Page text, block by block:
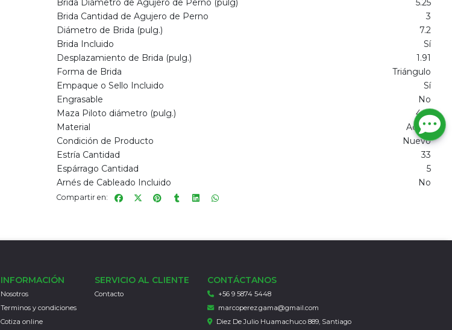
Brida Cantidad de Agujero de Perno
3
Diámetro de Brida (pulg.)
7.2
Brida Incluido
Sí
Desplazamiento de Brida (pulg.)
1.91
Forma de Brida
Triángulo
Empaque o Sello Incluido
Sí
Engrasable
No
Maza Piloto diámetro (pulg.)
4.15
Material
Acero
Condición de Producto
Nuevo
Estría Cantidad
33
Espárrago Cantidad
5
Arnés de Cableado Incluido
No
Compartir en:
INFORMACIÓN
Nosotros
Terminos y condiciones
Cotiza online
SERVICIO AL CLIENTE
Contacto
CONTÁCTANOS
+56 9 5874 5448
marcoperez.gama@gmail.com
Diez De Julio Huamachuco 889, Santiago